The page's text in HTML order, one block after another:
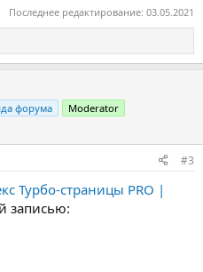
Последнее редактирование: 03.05.2021
форума
Moderator
#3
Турбо-страницы PRO |
записью: